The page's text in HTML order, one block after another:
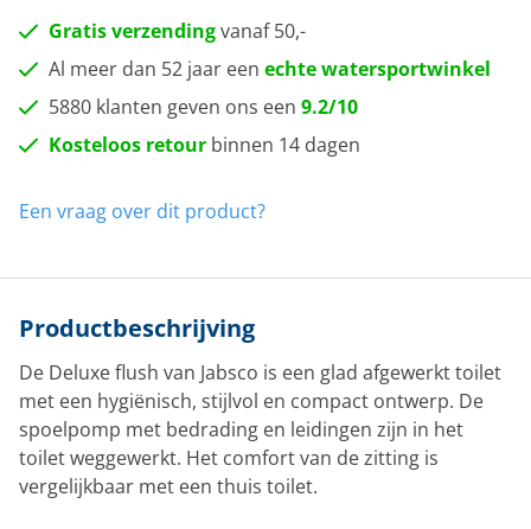
Gratis verzendingvanaf 50,-
Al meer dan 52 jaar een echte watersportwinkel
5880 klanten geven ons een 9.2/10
Kosteloos retour binnen 14 dagen
Een vraag over dit product?
Productbeschrijving
De Deluxe flush van Jabsco is een glad afgewerkt toilet
met een hygiënisch, stijlvol en compact ontwerp. De
spoelpomp met bedrading en leidingen zijn in het
toilet weggewerkt. Het comfort van de zitting is
vergelijkbaar met een thuis toilet.